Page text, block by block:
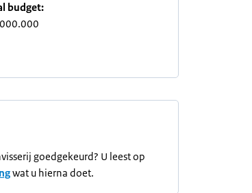
budget:
goedgekeurd? U leest op
wat u hierna doet.